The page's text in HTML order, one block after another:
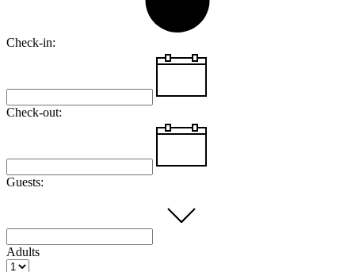
Check-in:
Check-out:
Guests:
Adults